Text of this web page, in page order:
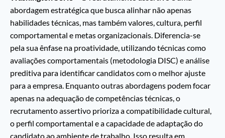
abordagem estratégica que busca alinhar não apenas
habilidades técnicas, mas também valores, cultura, perfil
comportamental e metas organizacionais. Diferencia-se
pela sua ênfase na proatividade, utilizando técnicas como
avaliações comportamentais (metodologia DISC) e análise
preditiva para identificar candidatos com o melhor ajuste
para a empresa. Enquanto outras abordagens podem focar
apenas na adequação de competências técnicas, o
recrutamento assertivo prioriza a compatibilidade cultural,
o perfil comportamental e a capacidade de adaptação do
candidato ao ambiente de trabalho. Isso resulta em